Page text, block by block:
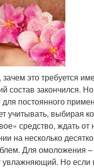
это требуется
закончился.
постоянного
учитывать, выбирая
средство, ждать от
на несколько
Для омоложения
увлажняющий. Но если